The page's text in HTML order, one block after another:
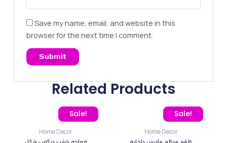
Save my name, email, and website in this
browser for the next time I comment.
Related Products
Sale!
Home Decor
Original price was: 325,00 EGP.
Current price is: 275,00 EGP. Sale!
Home Decor
Original price was:
Current